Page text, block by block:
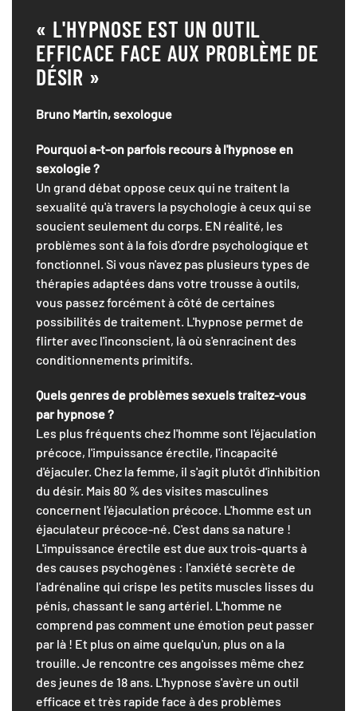
« L'HYPNOSE EST UN OUTIL
EFFICACE FACE AUX PROBLÈME DE
DÉSIR »
Bruno Martin, sexologue
Pourquoi a-t-on parfois recours à l'hypnose en
sexologie ?
Un grand débat oppose ceux qui ne traitent la
sexualité qu'à travers la psychologie à ceux qui se
soucient seulement du corps. EN réalité, les
problèmes sont à la fois d'ordre psychologique et
fonctionnel. Si vous n'avez pas plusieurs types de
thérapies adaptées dans votre trousse à outils,
vous passez forcément à côté de certaines
possibilités de traitement. L'hypnose permet de
flirter avec l'inconscient, là où s'enracinent des
conditionnements primitifs.
Quels genres de problèmes sexuels traitez-vous
par hypnose ?
Les plus fréquents chez l'homme sont l'éjaculation
précoce, l'impuissance érectile, l'incapacité
d'éjaculer. Chez la femme, il s'agit plutôt d'inhibition
du désir. Mais 80 % des visites masculines
concernent l'éjaculation précoce. L'homme est un
éjaculateur précoce-né. C'est dans sa nature !
L'impuissance érectile est due aux trois-quarts à
des causes psychogènes : l'anxiété secrète de
l'adrénaline qui crispe les petits muscles lisses du
pénis, chassant le sang artériel. L'homme ne
comprend pas comment une émotion peut passer
par là ! Et plus on aime quelqu'un, plus on a la
trouille. Je rencontre ces angoisses même chez
des jeunes de 18 ans. L'hypnose s'avère un outil
efficace et très rapide face à des problèmes